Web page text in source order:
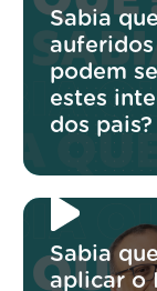
Sabia
podem
estes
dos pais?
Sabia
aplicar o